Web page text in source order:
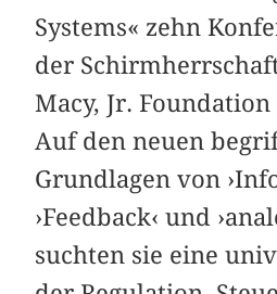
Systems« zehn
der
Macy, Jr.
Auf den neuen
Grundlagen von
›Feedback‹ und
suchten sie eine